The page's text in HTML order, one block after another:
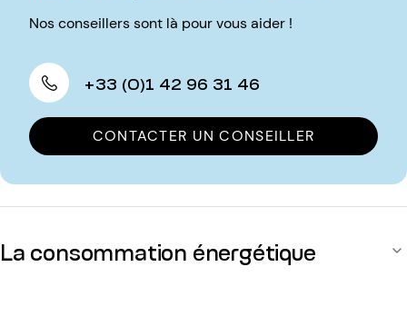
Nos conseillers sont là pour vous aider !
+33 (0)1 42 96 31 46
CONTACTER UN CONSEILLER
La consommation énergétique